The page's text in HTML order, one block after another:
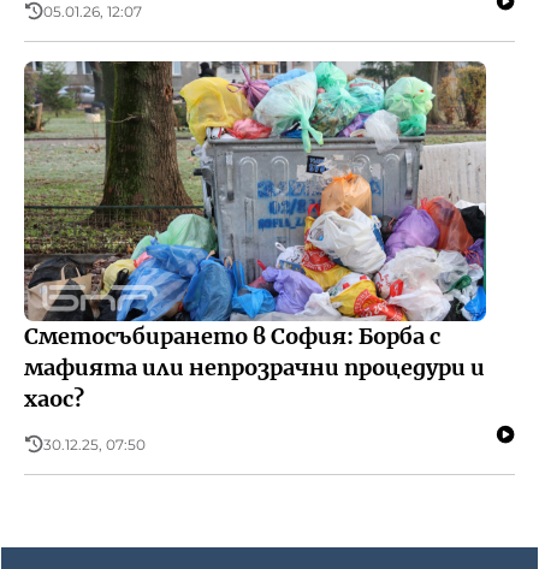
05.01.26, 12:07
Сметосъбирането в София: Борба с
мафията или непрозрачни процедури и
хаос?
30.12.25, 07:50